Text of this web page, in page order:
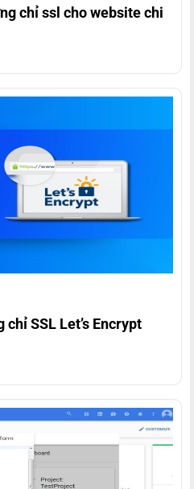
chỉ ssl cho website chi
SSL Let’s Encrypt